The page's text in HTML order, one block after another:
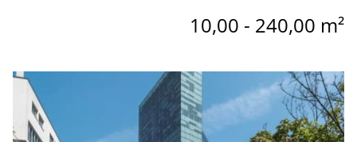
10,00 - 240,00 m²
Link zur Seite Büroräume in serviciertem Business